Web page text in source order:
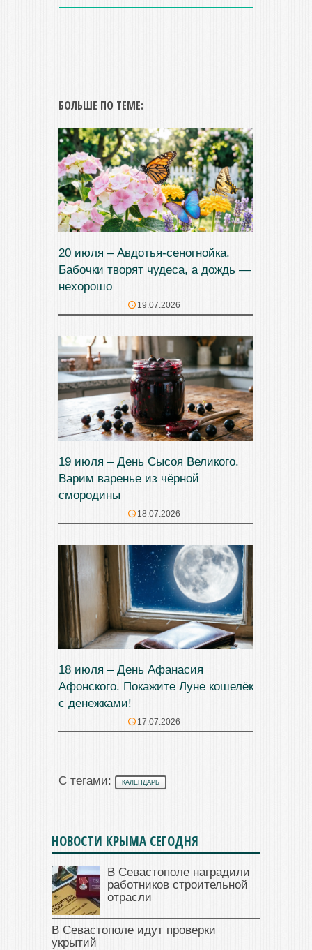
БОЛЬШЕ ПО ТЕМЕ:
20 июля – Авдотья-сеногнойка.
Бабочки творят чудеса, а дождь —
нехорошо
19.07.2026
19 июля – День Сысоя Великого.
Варим варенье из чёрной
смородины
18.07.2026
18 июля – День Афанасия
Афонского. Покажите Луне кошелёк
с денежками!
17.07.2026
С тегами: КАЛЕНДАРЬ
НОВОСТИ КРЫМА СЕГОДНЯ
В Севастополе наградили
работников строительной
отрасли
В Севастополе идут проверки
укрытий